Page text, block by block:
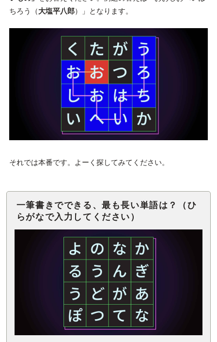
ちろう（大塩平八郎）」となります。
それでは本番です。よーく探してみてください。
一筆書きでできる、最も長い単語は？（ひ
らがなで入力してください）